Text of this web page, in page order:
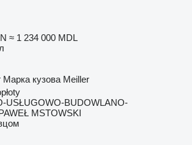
≈ 1 234 000 MDL
Марка кузова Meiller
USŁUGOWO-BUDOWLANO-
MSTOWSKI